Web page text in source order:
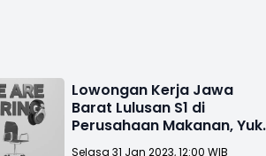
Lowongan Kerja Jawa
Barat Lulusan S1 di
Perusahaan Makanan, Yuk
Selasa 31 Jan 2023, 12:00 WIB